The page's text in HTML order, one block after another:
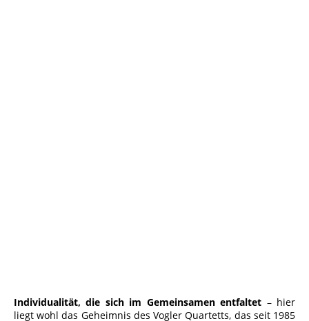
Individualität, die sich im Gemeinsamen entfaltet – hier
liegt wohl das Geheimnis des Vogler Quartetts, das seit 1985